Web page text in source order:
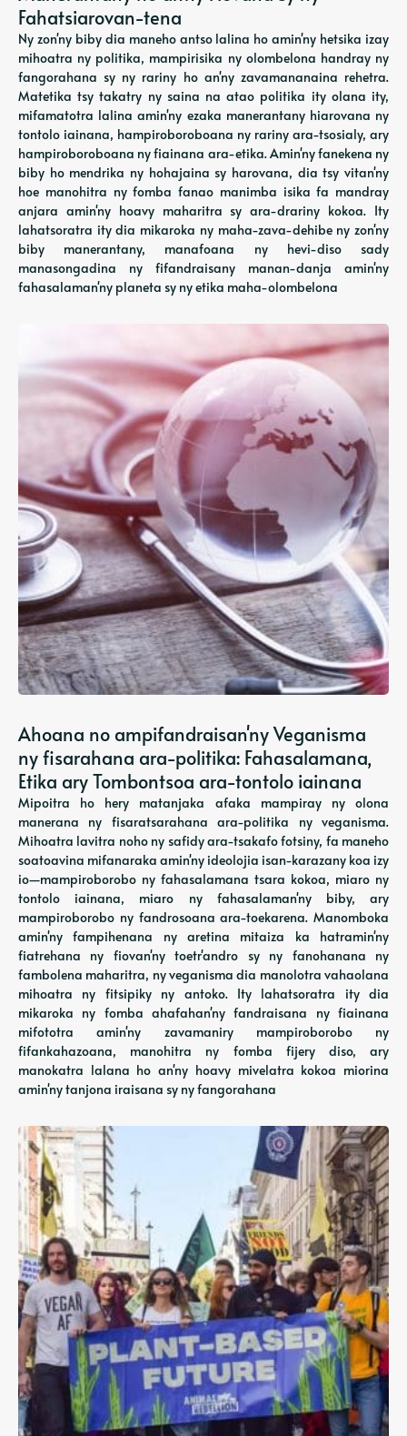
Fahatsiarovan-tena
Ny zon'ny biby dia maneho antso lalina ho amin'ny hetsika izay
mihoatra ny politika, mampirisika ny olombelona handray ny
fangorahana sy ny rariny ho an'ny zavamananaina rehetra.
Matetika tsy takatry ny saina na atao politika ity olana ity,
mifamatotra lalina amin'ny ezaka manerantany hiarovana ny
tontolo iainana, hampiroboroboana ny rariny ara-tsosialy, ary
hampiroboroboana ny fiainana ara-etika. Amin'ny fanekena ny
biby ho mendrika ny hohajaina sy harovana, dia tsy vitan'ny
hoe manohitra ny fomba fanao manimba isika fa mandray
anjara amin'ny hoavy maharitra sy ara-drariny kokoa. Ity
lahatsoratra ity dia mikaroka ny maha-zava-dehibe ny zon'ny
biby manerantany, manafoana ny hevi-diso sady
manasongadina ny fifandraisany manan-danja amin'ny
fahasalaman'ny planeta sy ny etika maha-olombelona
Ahoana no ampifandraisan'ny Veganisma
ny fisarahana ara-politika: Fahasalamana,
Etika ary Tombontsoa ara-tontolo iainana
Mipoitra ho hery matanjaka afaka mampiray ny olona
manerana ny fisaratsarahana ara-politika ny veganisma.
Mihoatra lavitra noho ny safidy ara-tsakafo fotsiny, fa maneho
soatoavina mifanaraka amin'ny ideolojia isan-karazany koa izy
io—mampiroborobo ny fahasalamana tsara kokoa, miaro ny
tontolo iainana, miaro ny fahasalaman'ny biby, ary
mampiroborobo ny fandrosoana ara-toekarena. Manomboka
amin'ny fampihenana ny aretina mitaiza ka hatramin'ny
fiatrehana ny fiovan'ny toetr'andro sy ny fanohanana ny
fambolena maharitra, ny veganisma dia manolotra vahaolana
mihoatra ny fitsipiky ny antoko. Ity lahatsoratra ity dia
mikaroka ny fomba ahafahan'ny fandraisana ny fiainana
mifototra amin'ny zavamaniry mampiroborobo ny
fifankahazoana, manohitra ny fomba fijery diso, ary
manokatra lalana ho an'ny hoavy mivelatra kokoa miorina
amin'ny tanjona iraisana sy ny fangorahana